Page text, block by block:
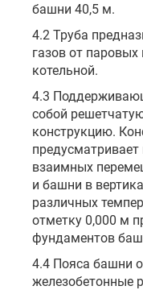
башни 40,5 м.
4.2 Труба
газов от
котельной.
4.3
собой
конструкцию.
взаимных
и башни в
различных
отметку 0,000 м
фундаментов
4.4 Пояса башни
железобетонные